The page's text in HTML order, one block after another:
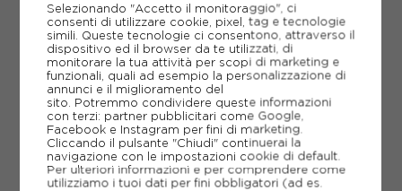
PIÙ INFORMAZIONI
SCHEDA TECNICA
GUIDA ALLE TAGLIE
CONSIGLIATI DA NOI
Selezionando "Accetto il monitoraggio", ci
consenti di utilizzare cookie, pixel, tag e tecnologie
simili. Queste tecnologie ci consentono, attraverso il
dispositivo ed il browser da te utilizzati, di
monitorare la tua attività per scopi di marketing e
funzionali, quali ad esempio la personalizzazione di
annunci e il miglioramento del
sito. Potremmo condividere queste informazioni
con terzi: partner pubblicitari come Google,
Facebook e Instagram per fini di marketing.
Cliccando il pulsante "Chiudi" continuerai la
navigazione con le impostazioni cookie di default.
Per ulteriori informazioni e per comprendere come
utilizziamo i tuoi dati per fini obbligatori (ad es.